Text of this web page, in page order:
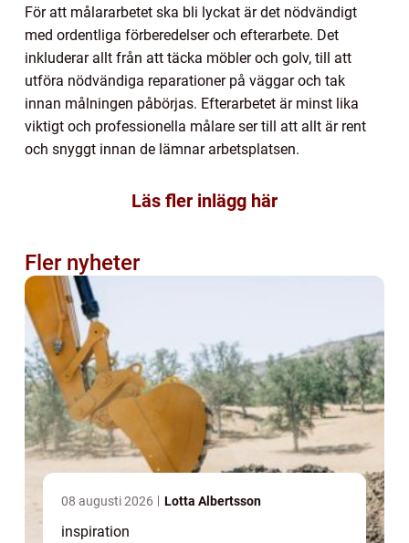
För att målararbetet ska bli lyckat är det nödvändigt
med ordentliga förberedelser och efterarbete. Det
inkluderar allt från att täcka möbler och golv, till att
utföra nödvändiga reparationer på väggar och tak
innan målningen påbörjas. Efterarbetet är minst lika
viktigt och professionella målare ser till att allt är rent
och snyggt innan de lämnar arbetsplatsen.
Läs fler inlägg här
Fler nyheter
08 augusti 2026 Lotta Albertsson
inspiration